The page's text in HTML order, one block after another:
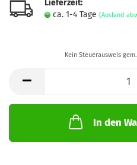
Lieferzeit:
ca. 1-4 Tage (Ausland
Kein Steuerausweis
In den